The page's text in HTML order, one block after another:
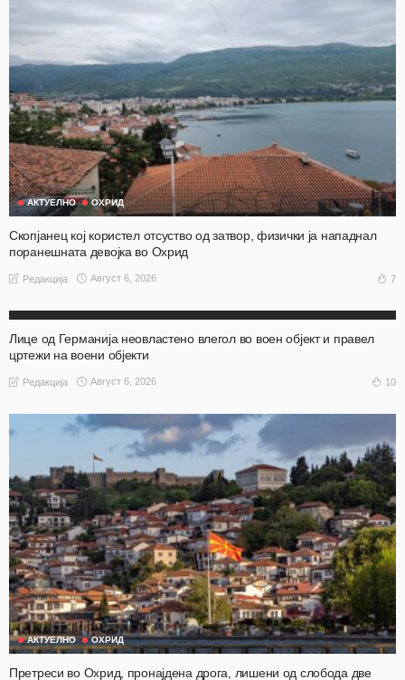
АКТУЕЛНО ОХРИД
Скопјанец кој користел отсуство од затвор, физички ја нападнал
поранешната девојка во Охрид
Редакција Август 6, 2026 7
Лице од Германија неовластено влегол во воен објект и правел
цртежи на воени објекти
Редакција Август 6, 2026 10
АКТУЕЛНО ОХРИД
Претреси во Охрид, пронајдена дрога, лишени од слобода две